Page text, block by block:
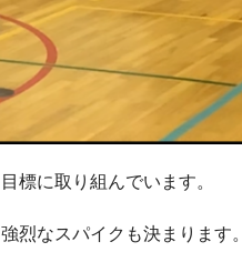
標に取り組んでいます。
烈なスパイクも決まります。